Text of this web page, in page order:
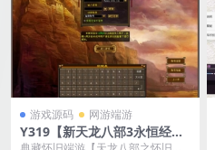
游戏源码 网游端游
Y319【新天龙八部3永恒经典
之怀旧武道3新雕纹】3D武侠